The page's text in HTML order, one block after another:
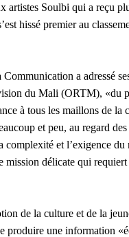
artistes Soulbi qui a reçu
hissé premier au
a adressé
du Mali (ORTM), «du
à tous les maillons de la
et peu, au regard
et l’exigence
délicate qui
de la culture et de la
produire une information